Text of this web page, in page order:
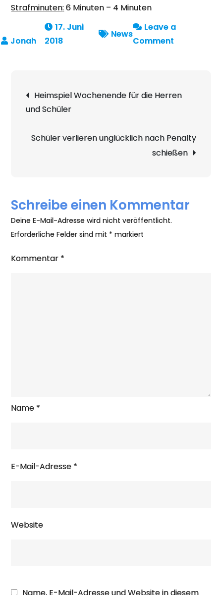
Strafminuten:6 Minuten – 4 Minuten
17. Juni
2018
News
Leave a
Commenton
den
Heimspiel Wochenende für die Herren
und Schüler
Schüler verlieren unglücklich nach Penalty
schießen
Schreibe einen Kommentar
Deine E-Mail-Adresse wird nicht veröffentlicht.
Erforderliche Felder sind mit * markiert
Kommentar *
Name *
E-Mail-Adresse *
Website
Name, E-Mail-Adresse und Website in diesem